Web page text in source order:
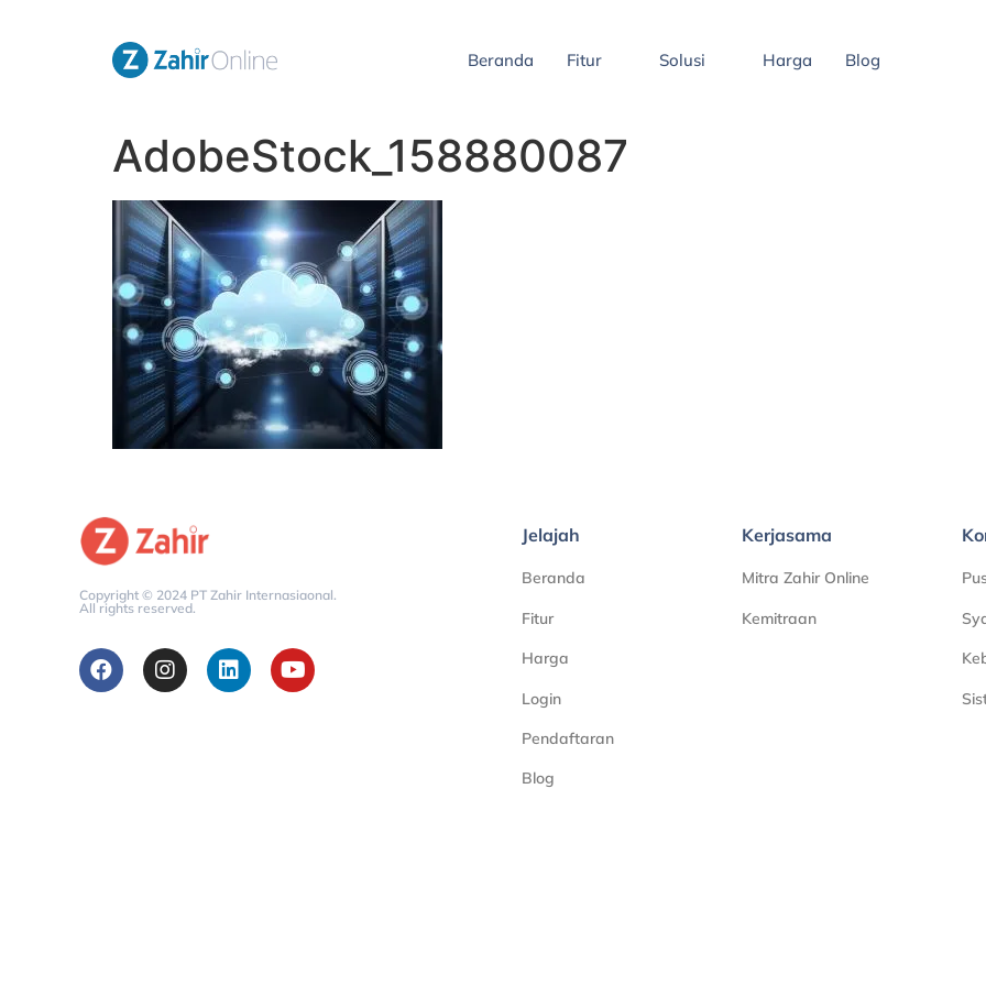
Beranda Fitur Solusi Harga Blog
AdobeStock_158880087
Copyright © 2024 PT Zahir Internasiaonal.
All rights reserved.
Jelajah
Beranda
Fitur
Harga
Login
Pendaftaran
Blog
Kerjasama
Mitra Zahir Online
Kemitraan